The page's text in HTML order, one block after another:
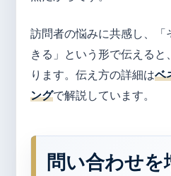
訪問者の悩みに共感し、「
きる」という形で伝えると
ります。伝え方の詳細はベ
ングで解説しています。
問い合わせを